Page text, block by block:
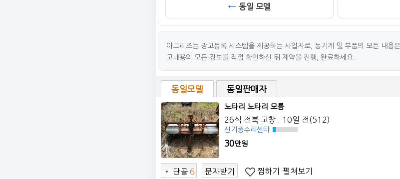
동일 모델
아그리즈는 광고등록 시스템을 제공하는 사업자로, 농기계 및 부품의 모든 내용
고내용의 모든 정보를 직접 확인하신 뒤 계약을 진행, 완료하세요.
동일모델 동일판매자
노타리 노타리 모름
26식 전북 고창 . 10일 전(512)
신기종수리센타
30만원
• 단골 6 문자받기 찜하기 펼쳐보기